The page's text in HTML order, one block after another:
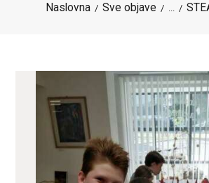
Naslovna Sve objave ...
NOVOSTI
ERASMUS+
PROGRAMI I
KATALOG
O KNJIŽNICI